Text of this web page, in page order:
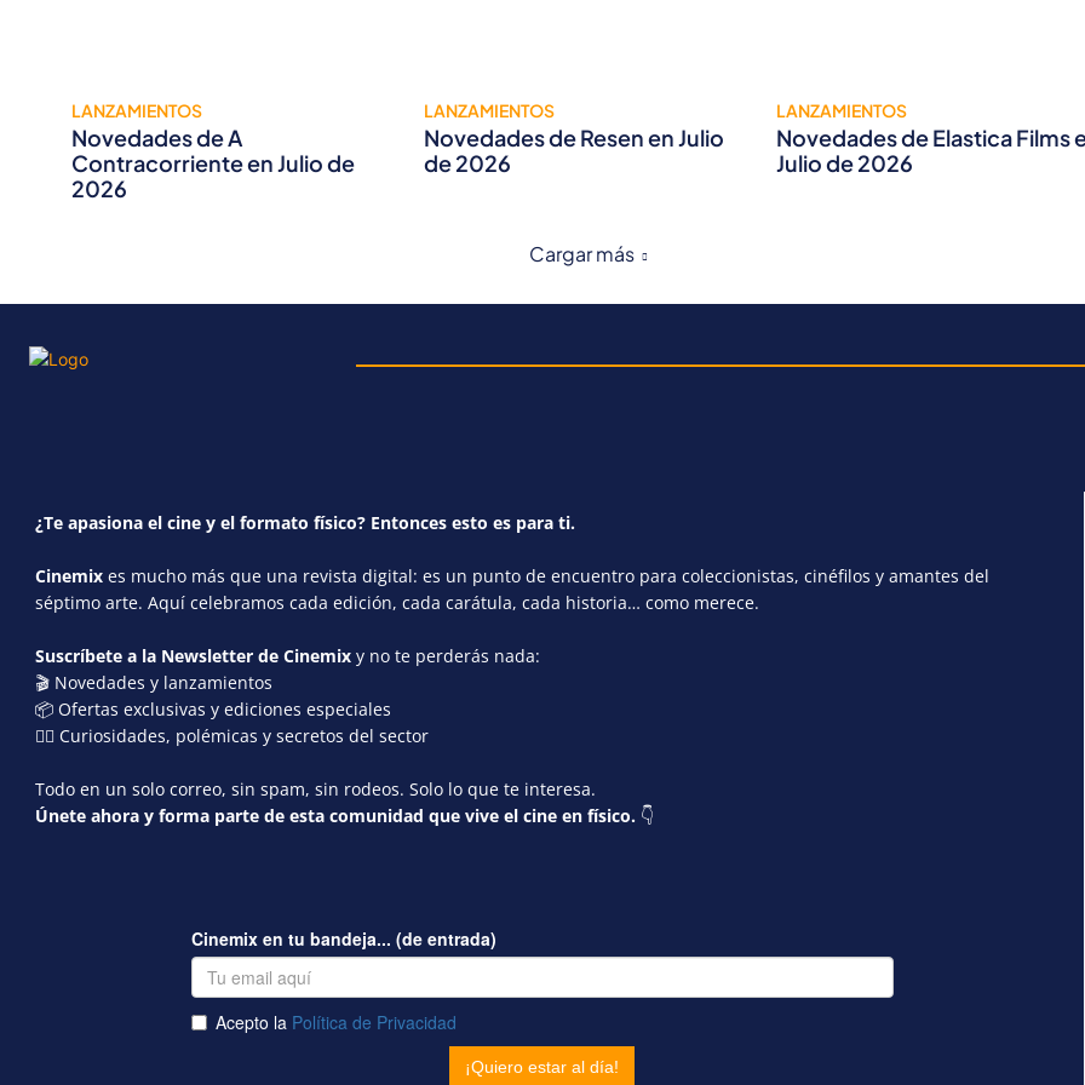
LANZAMIENTOS
Novedades de A
Contracorriente en Julio de
2026
LANZAMIENTOS
Novedades de Resen en Julio
de 2026
LANZAMIENTOS
Novedades de Elastica Films
Julio de 2026
Cargar más
¿Te apasiona el cine y el formato físico? Entonces esto es para ti.
Cinemix es mucho más que una revista digital: es un punto de encuentro para coleccionistas, cinéfilos y amantes del
séptimo arte. Aquí celebramos cada edición, cada carátula, cada historia… como merece.
Suscríbete a la Newsletter de Cinemix y no te perderás nada:
🎬 Novedades y lanzamientos
📦 Ofertas exclusivas y ediciones especiales
🕵️‍♂️ Curiosidades, polémicas y secretos del sector
Todo en un solo correo, sin spam, sin rodeos. Solo lo que te interesa.
Únete ahora y forma parte de esta comunidad que vive el cine en físico. 👇